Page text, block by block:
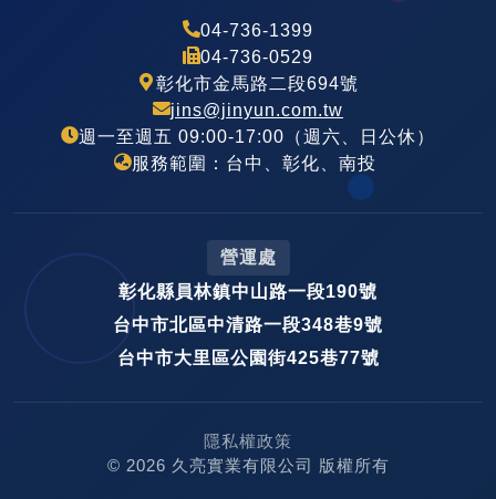
04-736-1399
04-736-0529
彰化市金馬路二段694號
jins@jinyun.com.tw
週一至週五 09:00-17:00（週六、日公休）
服務範圍：台中、彰化、南投
營運處
彰化縣員林鎮中山路一段190號
台中市北區中清路一段348巷9號
台中市大里區公園街425巷77號
© 2026 久亮實業有限公司 版權所有
隱私權政策